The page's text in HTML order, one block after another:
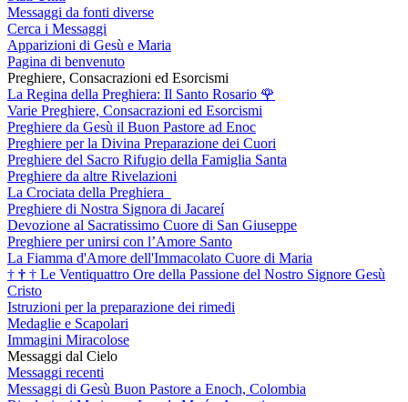
Messaggi da fonti diverse
Cerca i Messaggi
Apparizioni di Gesù e Maria
Pagina di benvenuto
Preghiere, Consacrazioni ed Esorcismi
La Regina della Preghiera: Il Santo Rosario 🌹
Varie Preghiere, Consacrazioni ed Esorcismi
Preghiere da Gesù il Buon Pastore ad Enoc
Preghiere per la Divina Preparazione dei Cuori
Preghiere del Sacro Rifugio della Famiglia Santa
Preghiere da altre Rivelazioni
La Crociata della Preghiera
Preghiere di Nostra Signora di Jacareí
Devozione al Sacratissimo Cuore di San Giuseppe
Preghiere per unirsi con l’Amore Santo
La Fiamma d'Amore dell'Immacolato Cuore di Maria
† † † Le Ventiquattro Ore della Passione del Nostro Signore Gesù
Cristo
Istruzioni per la preparazione dei rimedi
Medaglie e Scapolari
Immagini Miracolose
Messaggi dal Cielo
Messaggi recenti
Messaggi di Gesù Buon Pastore a Enoch, Colombia